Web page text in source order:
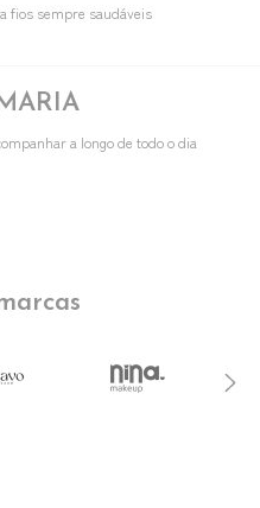
fios sempre saudáveis
a longo de todo o dia